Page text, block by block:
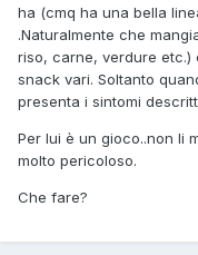
ha (cmq ha una bella
.Naturalmente che
riso, carne, verdure
snack vari. Soltanto
presenta i sintomi
Per lui è un gioco..non li
molto pericoloso.
Che fare?